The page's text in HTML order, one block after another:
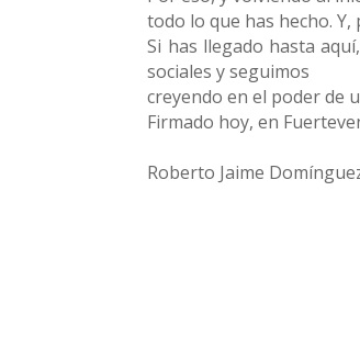
todo lo que has hecho.
Si has llegado hasta
sociales y seguimos
creyendo en el poder de
Firmado hoy, en
Roberto Jaime